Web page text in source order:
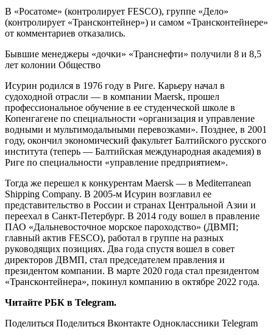
В «Росатоме» (контролирует FESCO), группе «Дело»
(контролирует «Трансконтейнер») и самом «Трансконтейнере»
от комментариев отказались.
Бывшие менеджеры «дочки» «Транснефти» получили 8 и 8,5
лет колонии Общество
Исурин родился в 1976 году в Риге. Карьеру начал в
судоходной отрасли — в компании Maersk, прошел
профессиональное обучение в ее студенческой школе в
Копенгагене по специальности «организация и управление
водными и мультимодальными перевозками». Позднее, в 2001
году, окончил экономический факультет Балтийского русского
института (теперь — Балтийская международная академия) в
Риге по специальности «управление предприятием».
Тогда же перешел к конкурентам Maersk — в Mediterranean
Shipping Company. В 2005-м Исурин возглавил ее
представительство в России и странах Центральной Азии и
переехал в Санкт-Петербург. В 2014 году вошел в правление
ПАО «Дальневосточное морское пароходство» (ДВМП;
главный актив FESCO), работал в группе на разных
руководящих позициях. Два года спустя вошел в совет
директоров ДВМП, стал председателем правления и
президентом компании. В марте 2020 года стал президентом
«Трансконтейнера», покинул компанию в октябре 2022 года.
Читайте РБК в Telegram.
Поделиться Поделиться Вконтакте Одноклассники Telegram